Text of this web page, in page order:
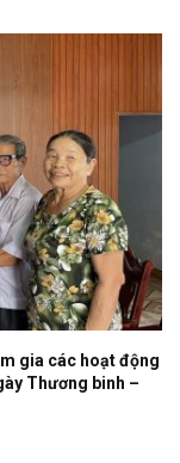
gia các hoạt động
Thương binh –